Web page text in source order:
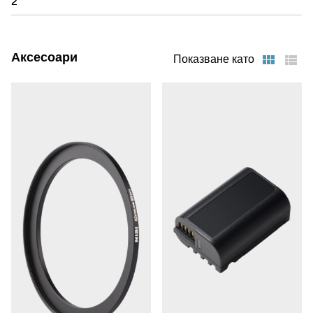
Използвайте 4K 120p 10-bit за забавени кадри,
Вътрешен 5,8K ProRes RAW HQ- Позволява
градация.
Запис на отворен портал
- Осигурява пълно
отчитане на сензора при 6,4K 30p 10-bit, като
осигурява максимален контрол върху
кадрирането и настройките на съотношението на
страните за всичко - от театрални продукции до
вертикални социални медии.
779-точков фазов хибриден автофокус
Използва задвижвано от изкуствен интелект
Аксесоари Показване като